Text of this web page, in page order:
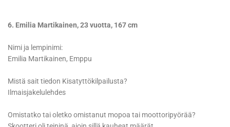
6. Emilia Martikainen, 23 vuotta, 167 cm
Nimi ja lempinimi:
Emilia Martikainen, Emppu
Mistä sait tiedon Kisatyttökilpailusta?
Ilmaisjakelulehdes
Omistatko tai oletko omistanut mopoa tai moottoripyörää?